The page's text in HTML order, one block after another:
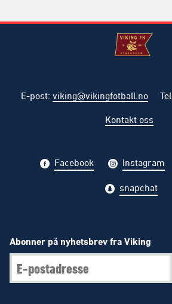
E-post: viking@vikingfotball.no
Kontakt oss
Facebook Instagram
snapchat
Abonner på nyhetsbrev fra Viking